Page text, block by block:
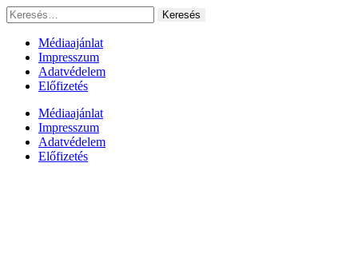
Ugrás
a
tartalomhoz
Keresés:
Médiaajánlat
Impresszum
Adatvédelem
Előfizetés
Médiaajánlat
Impresszum
Adatvédelem
Előfizetés